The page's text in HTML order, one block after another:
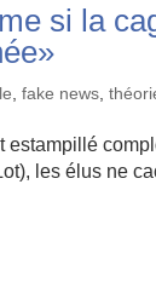
si la
,fake news ,
les élus ne